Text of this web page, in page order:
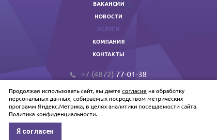
ВАКАНСИИ
НОВОСТИ
УСЛУГИ
КОМПАНИЯ
КОНТАКТЫ
+7 (4872) 77-01-38
prof@primextula.ru
Primex © 2026 Копирование запрещено.
Политика обработки персональных данных
Продолжая использовать сайт, вы даете согласие на обработку
персональных данных, собираемых посредством метрических
программ Яндекс.Метрика, в целях аналитики посещаемости сайта.
Политика конфиденциальности.
Я согласен